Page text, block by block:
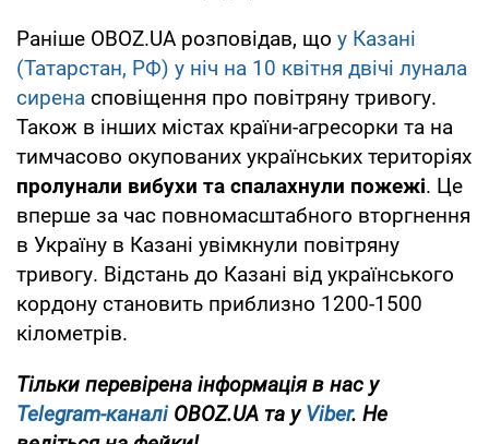
Раніше OBOZ.UA розповідав, що у Казані
(Татарстан, РФ) у ніч на 10 квітня двічі лунала
сирена сповіщення про повітряну тривогу.
Також в інших містах країни-агресорки та на
тимчасово окупованих українських територіях
пролунали вибухи та спалахнули пожежі. Це
вперше за час повномасштабного вторгнення
в Україну в Казані увімкнули повітряну
тривогу. Відстань до Казані від українського
кордону становить приблизно 1200-1500
кілометрів.
Тільки перевірена інформація в нас у
Telegram-каналіOBOZ.UA та уViber. Не